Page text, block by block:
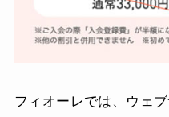
フィオーレでは、ウェ